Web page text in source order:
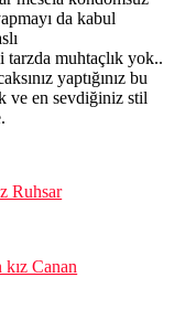
da kabul
tarzda muhtaçlık yok..
yaptığınız bu
ve en sevdiğiniz stil
Ruhsar
kız Canan